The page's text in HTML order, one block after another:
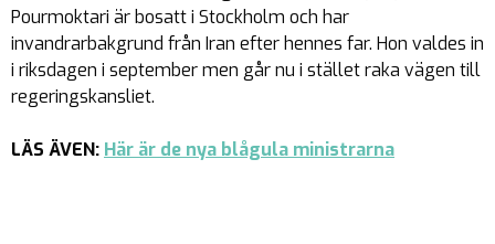
Pourmoktari är bosatt i Stockholm och har
invandrarbakgrund från Iran efter hennes far. Hon valdes in
i riksdagen i september men går nu i stället raka vägen till
regeringskansliet.
LÄS ÄVEN: Här är de nya blågula ministrarna